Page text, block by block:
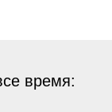
время: